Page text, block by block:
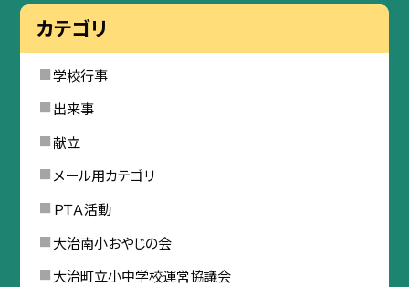
カテゴリ
学校行事
出来事
献立
メール用カテゴリ
ＰＴＡ活動
大治南小おやじの会
大治町立小中学校運営協議会